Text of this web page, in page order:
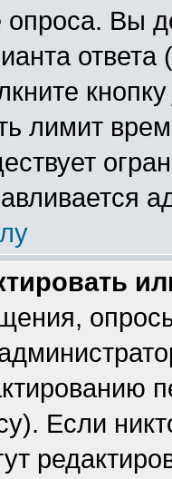
опроса. Вы
ответа
лимит
Если